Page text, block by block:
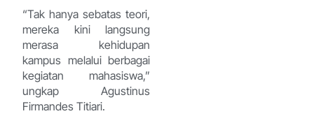
“Tak hanya sebatas teori,
mereka kini langsung
merasa kehidupan
kampus melalui berbagai
kegiatan mahasiswa,”
ungkap Agustinus
Firmandes Titiari.